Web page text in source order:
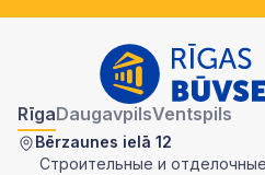
RīgaDaugavpilsVentspils
Bērzaunes ielā 12
Строительные и